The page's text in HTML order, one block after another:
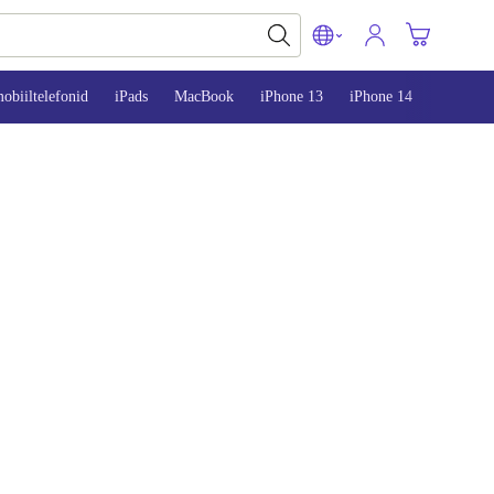
iPads MacBook iPhone 13 iPhone 14